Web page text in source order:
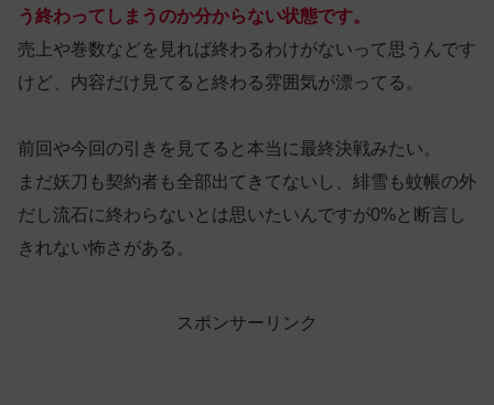
う終わってしまうのか分からない状態です。
売上や巻数などを見れば終わるわけがないって思うんです
けど、内容だけ見てると終わる雰囲気が漂ってる。
前回や今回の引きを見てると本当に最終決戦みたい。
まだ妖刀も契約者も全部出てきてないし、緋雪も蚊帳の外
だし流石に終わらないとは思いたいんですが0%と断言し
きれない怖さがある。
スポンサーリンク